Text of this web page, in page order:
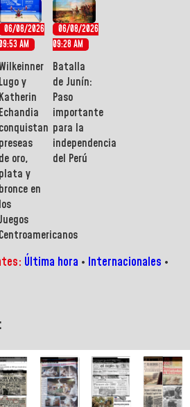
06/08/2026
AM
Lugo y
Katherin
Echandia
conquistan
preseas
de oro,
plata y
bronce en
los
Juegos
Centroamericanos
06/08/2026
09:28 AM
Batalla
de Junín:
Paso
importante
para la
independencia
del Perú
Última hora • Internacionales •